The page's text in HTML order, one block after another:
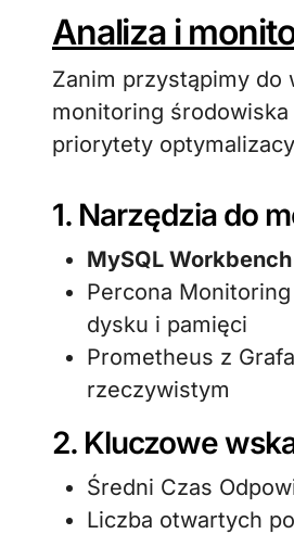
Analiza i
Zanim przystąpimy do
monitoring środowiska
priorytety
1. Narzędzia do
MySQL Workbench
Percona
dysku i pamięci
Prometheus z
rzeczywistym
2. Kluczowe
Średni Czas
Liczba otwartych